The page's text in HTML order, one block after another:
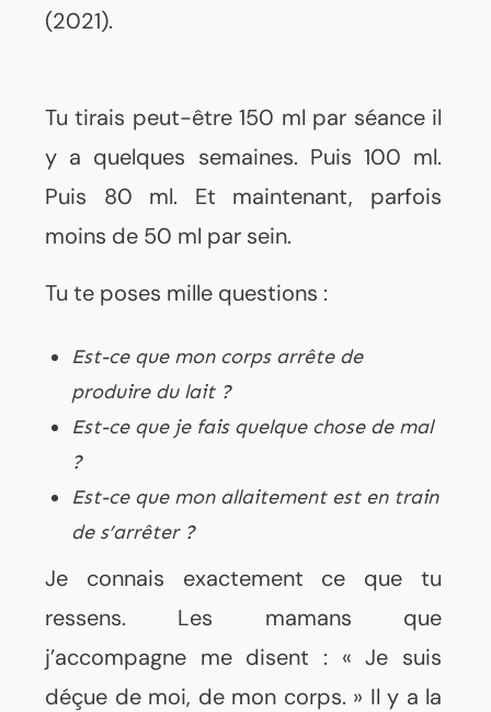
(2021).
Tu tirais peut-être 150 ml par séance il
y a quelques semaines. Puis 100 ml.
Puis 80 ml. Et maintenant, parfois
moins de 50 ml par sein.
Tu te poses mille questions :
Est-ce que mon corps arrête de
produire du lait ?
Est-ce que je fais quelque chose de mal
?
Est-ce que mon allaitement est en train
de s’arrêter ?
Je connais exactement ce que tu
ressens. Les mamans que
j’accompagne me disent : « Je suis
déçue de moi, de mon corps. » Il y a la